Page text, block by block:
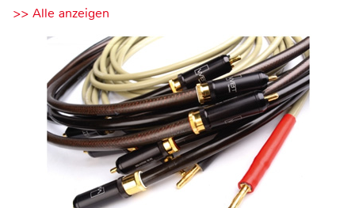
>> Alle anzeigen